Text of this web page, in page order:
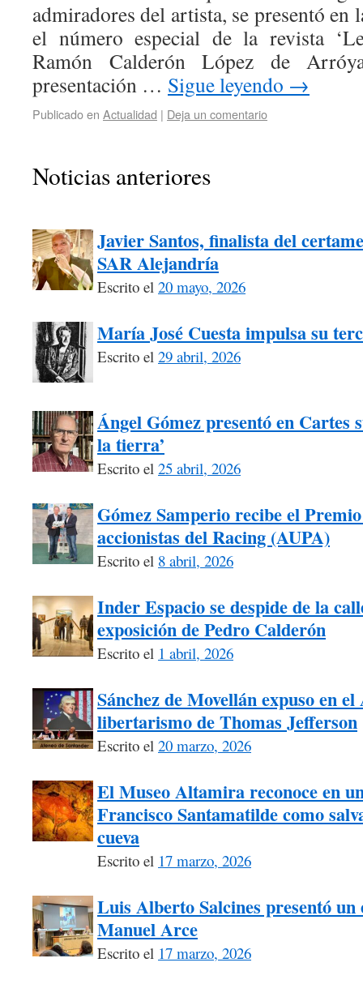
admiradores del artista, se presentó en
el número especial de la revista
Ramón Calderón López de
presentación … Sigue leyendo →
Publicado en Actualidad | Deja un comentario
Noticias anteriores
Javier Santos, finalista del
SAR Alejandría
Escrito el 20 mayo, 2026
María José Cuesta impulsa su
Escrito el 29 abril, 2026
Ángel Gómez presentó en Cartes
la tierra’
Escrito el 25 abril, 2026
Gómez Samperio recibe el
accionistas del Racing (AUPA)
Escrito el 8 abril, 2026
Inder Espacio se despide de la
exposición de Pedro Calderón
Escrito el 1 abril, 2026
Sánchez de Movellán expuso en
libertarismo de Thomas Jefferson
Escrito el 20 marzo, 2026
El Museo Altamira reconoce en
Francisco Santamatilde como
cueva
Escrito el 17 marzo, 2026
Luis Alberto Salcines presentó
Manuel Arce
Escrito el 17 marzo, 2026